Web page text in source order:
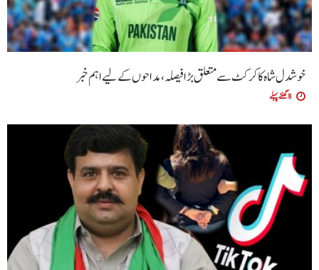
خوشدل شاہ کا کرکٹ سے متعلق بڑا فیصلہ، مداحوں کے لیے اہم خبر
8 گھنٹے پہلے